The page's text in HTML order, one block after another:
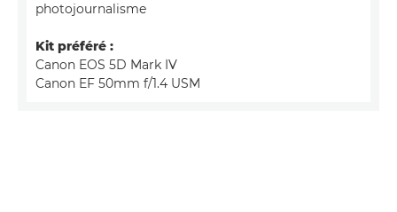
photojournalisme
Kit préféré :
Canon EOS 5D Mark IV
Canon EF 50mm f/1.4 USM